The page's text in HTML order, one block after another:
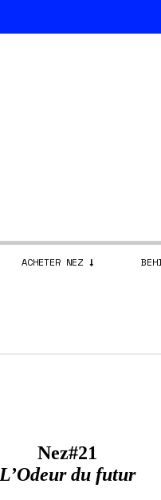
ACHETER NEZ
Nez#21
L’Odeur du futur